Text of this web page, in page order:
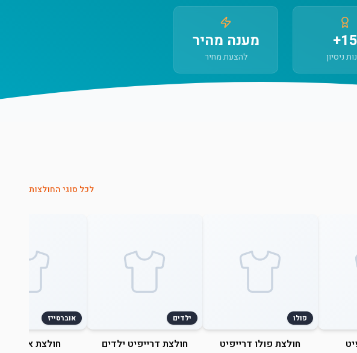
15+
ניסיון
מענה מהיר
להצעת מחיר
לכל סוגי החולצות
פולו
חולצת פולו דרייפיט
ילדים
חולצת דרייפיט ילדים
אוברסייז
חולצת